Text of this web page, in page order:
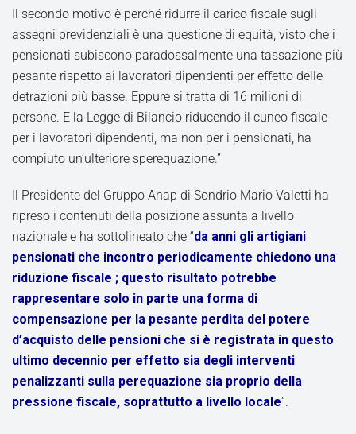
Il secondo motivo è perché ridurre il carico fiscale sugli
assegni previdenziali è una questione di equità, visto che i
pensionati subiscono paradossalmente una tassazione più
pesante rispetto ai lavoratori dipendenti per effetto delle
detrazioni più basse. Eppure si tratta di 16 milioni di
persone. E la Legge di Bilancio riducendo il cuneo fiscale
per i lavoratori dipendenti, ma non per i pensionati, ha
compiuto un’ulteriore sperequazione.”
Il Presidente del Gruppo Anap di Sondrio Mario Valetti ha
ripreso i contenuti della posizione assunta a livello
nazionale e ha sottolineato che “da anni gli artigiani
pensionati che incontro periodicamente chiedono una
riduzione fiscale ; questo risultato potrebbe
rappresentare solo in parte una forma di
compensazione per la pesante perdita del potere
d’acquisto delle pensioni che si è registrata in questo
ultimo decennio per effetto sia degli interventi
penalizzanti sulla perequazione sia proprio della
pressione fiscale, soprattutto a livello locale”.